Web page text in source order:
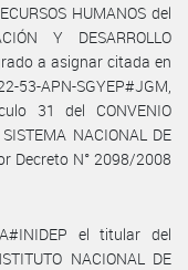
HUMANOS del
Y DESARROLLO
a asignar citada en
53-APN-SGYEP#JGM,
31 del CONVENIO
NACIONAL DE
Decreto N° 2098/2008
el titular del
NACIONAL DE